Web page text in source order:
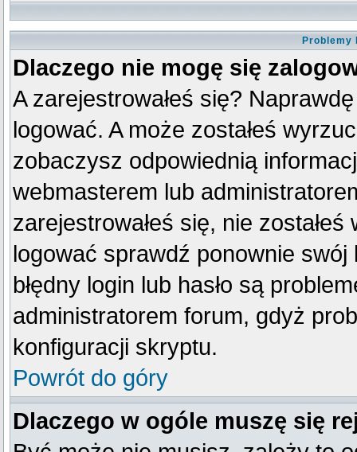
Problemy
Dlaczego nie mogę się
A zarejestrowałeś się?
logować. A może zostałeś
zobaczysz odpowiednią
webmasterem lub
zarejestrowałeś się, nie
logować sprawdź ponownie swój
błędny login lub hasło są
administratorem forum, gdyż
konfiguracji skryptu.
Powrót do góry
Dlaczego w ogóle muszę się